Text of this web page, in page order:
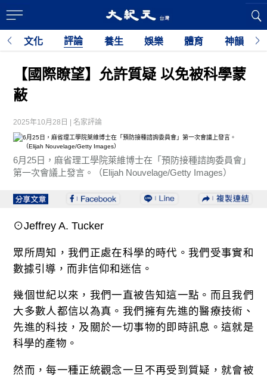
文化 評論 養生 娛樂 體育 神韻 利
【國際瞭望】允許質疑 以免被科學蒙
蔽
2025年10月28日 | 名家評論
6月25日，麻省理工學院萊維博士在「預防接種諮詢委員會」
第一次會議上發言。（Elijah Nouvelage/Getty Images）
⊙Jeffrey A. Tucker
眾所周知，我們正處在科學的時代。我們受事實和
數據引導，而非信仰和迷信。
幾個世紀以來，我們一直被告知這一點。而且我們
大多數人都信以為真。我們擁有先進的醫療技術、
先進的科技，及關於一切事物的即時訊息。這就是
科學的產物。
然而，每一種正統觀念一旦不再受到質疑，就會被